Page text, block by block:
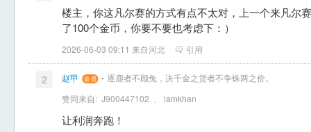
楼主，你这凡尔赛的方式有点不太对，上一个来凡尔
了100个金币，你要不要也考虑下：）
2026-06-03 09:11 来自河北 引用
2 赵甲 - 逐鹿者不顾兔，决千金之货者不争铢两之价。
赞同来自: J900447102 iamkhan
让利润奔跑！